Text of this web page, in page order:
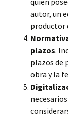
autor, un
productor
plazos.
plazos de
obra y la